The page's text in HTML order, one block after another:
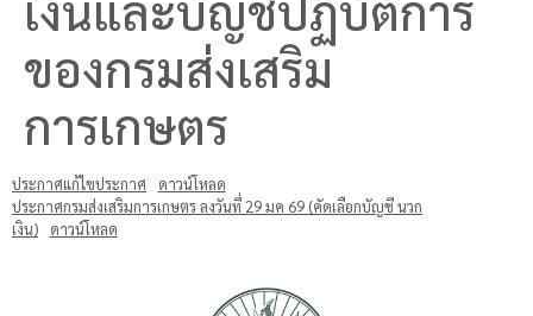
ของกรมส่งเสริม
การเกษตร
ประกาศแก้ไขประกาศ
ดาวน์โหลด
ประกาศกรมส่งเสริมการเกษตร ลงวันที่ 29 มค 69 (คัดเลือกบัญชี นวก
เงิน)
ดาวน์โหลด